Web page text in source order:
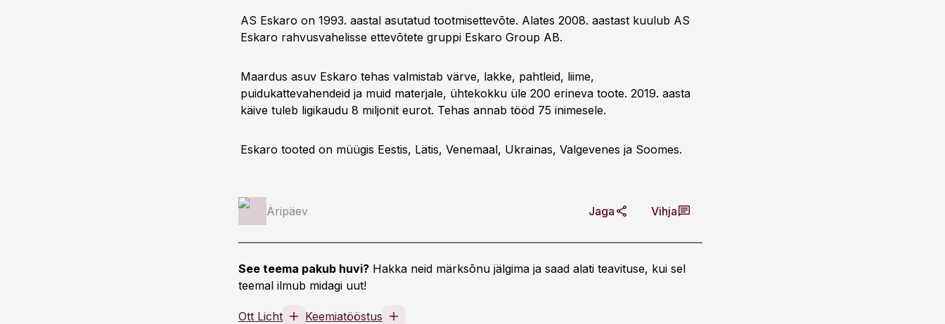
AS Eskaro on 1993. aastal asutatud tootmisettevõte. Alates 2008. aastast kuulub AS
Eskaro rahvusvahelisse ettevõtete gruppi Eskaro Group AB.
Maardus asuv Eskaro tehas valmistab värve, lakke, pahtleid, liime,
puidukattevahendeid ja muid materjale, ühtekokku üle 200 erineva toote. 2019. aasta
käive tuleb ligikaudu 8 miljonit eurot. Tehas annab tööd 75 inimesele.
Eskaro tooted on müügis Eestis, Lätis, Venemaal, Ukrainas, Valgevenes ja Soomes.
Äripäev Jaga Vihja
See teema pakub huvi? Hakka neid märksõnu jälgima ja saad alati teavituse, kui sel
teemal ilmub midagi uut!
Ott Licht Keemiatööstus